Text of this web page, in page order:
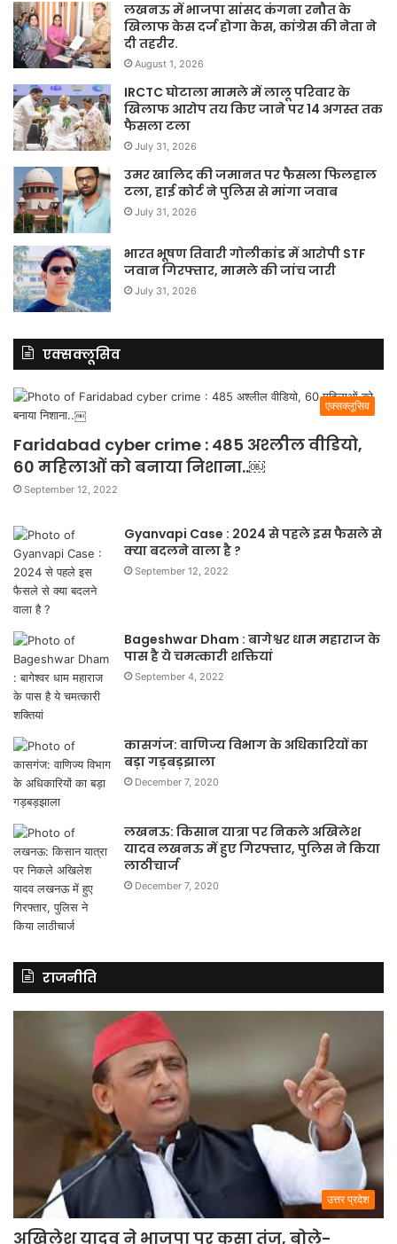
लखनऊ में भाजपा सांसद कंगना रनौत के
खिलाफ केस दर्ज होगा केस, कांग्रेस की नेता ने
दी तहरीर.
August 1, 2026
IRCTC घोटाला मामले में लालू परिवार के
खिलाफ आरोप तय किए जाने पर 14 अगस्त तक
फैसला टला
July 31, 2026
उमर खालिद की जमानत पर फैसला फिलहाल
टला, हाई कोर्ट ने पुलिस से मांगा जवाब
July 31, 2026
भारत भूषण तिवारी गोलीकांड में आरोपी STF
जवान गिरफ्तार, मामले की जांच जारी
July 31, 2026
एक्सक्लूसिव
एक्सक्लूसिव
Faridabad cyber crime : 485 अश्लील वीडियो,
60 महिलाओं को बनाया निशाना..￼
September 12, 2022
Gyanvapi Case : 2024 से पहले इस फैसले से
क्या बदलने वाला है ?
September 12, 2022
Bageshwar Dham : बागेश्वर धाम महाराज के
पास है ये चमत्कारी शक्तियां
September 4, 2022
कासगंज: वाणिज्य विभाग के अधिकारियों का
बड़ा गड़बड़झाला
December 7, 2020
लखनऊ: किसान यात्रा पर निकले अखिलेश
यादव लखनऊ में हुए गिरफ्तार, पुलिस ने किया
लाठीचार्ज
December 7, 2020
राजनीति
उत्तर प्रदेश
अखिलेश यादव ने भाजपा पर कसा तंज, बोले-